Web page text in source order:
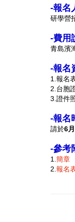
-報名
研學營
-費用
青島濱
-報名
1.報名
2.台胞
3.證件
-報名
請於6
-參考
1. 簡章
2. 報名